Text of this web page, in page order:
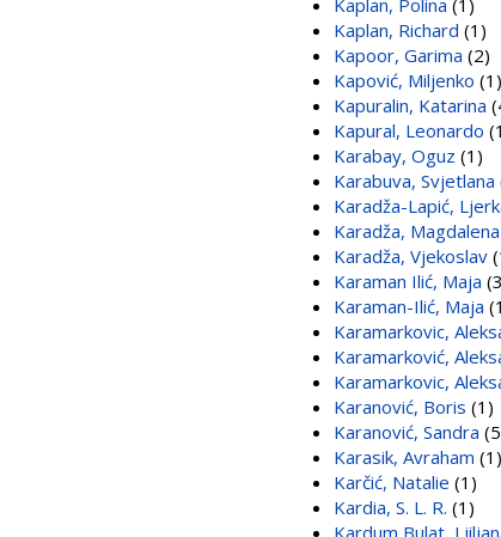
Kaplan, Polina (1)
Kaplan, Richard (1)
Kapoor, Garima (2)
Kapović, Miljenko (1)
Kapuralin, Katarina
Kapural, Leonardo
Karabay, Oguz (1)
Karabuva, Svjetlana
Karadža-Lapić,
Karadža, Magdalena
Karadža, Vjekoslav
Karaman Ilić, Maja
Karaman-Ilić, Maja
Karamarkovic,
Karamarković,
Karamarkovic,
Karanović, Boris (1)
Karanović, Sandra
Karasik, Avraham (1)
Karčić, Natalie (1)
Kardia, S. L. R. (1)
Kardum Bulat,